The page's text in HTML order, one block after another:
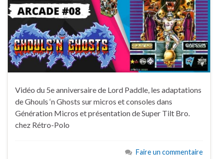
Vidéo du 5e anniversaire de Lord Paddle, les adaptations
de Ghouls ‘n Ghosts sur micros et consoles dans
Génération Micros et présentation de Super Tilt Bro.
chez Rétro-Polo
Faire un commentaire